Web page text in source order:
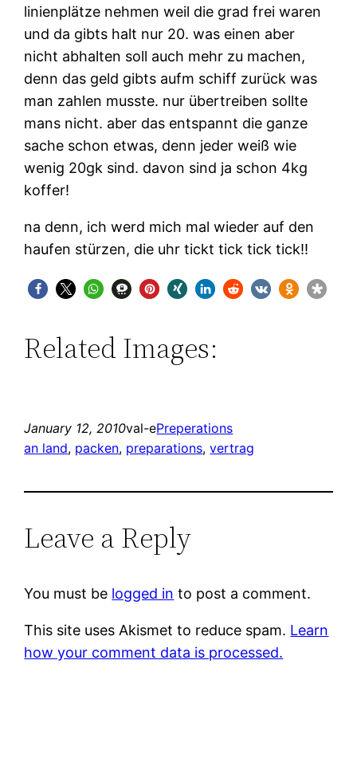
linienplätze nehmen weil die grad frei waren
und da gibts halt nur 20. was einen aber
nicht abhalten soll auch mehr zu machen,
denn das geld gibts aufm schiff zurück was
man zahlen musste. nur übertreiben sollte
mans nicht. aber das entspannt die ganze
sache schon etwas, denn jeder weiß wie
wenig 20gk sind. davon sind ja schon 4kg
koffer!
na denn, ich werd mich mal wieder auf den
haufen stürzen, die uhr tickt tick tick tick!!
Related Images:
January 12, 2010val-ePreperations
an land, packen, preparations, vertrag
Leave a Reply
You must be logged in to post a comment.
This site uses Akismet to reduce spam. Learn
how your comment data is processed.